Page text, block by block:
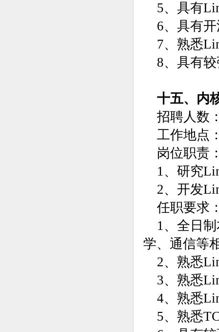
5、具有
6、具有
7、熟悉
8、具有
十五、内
招聘人数
工作地点
岗位职责
1、研究
2、开发
任职要求
1、全日
学、通信等
2、熟悉
3、熟悉
4、熟悉
5、熟悉